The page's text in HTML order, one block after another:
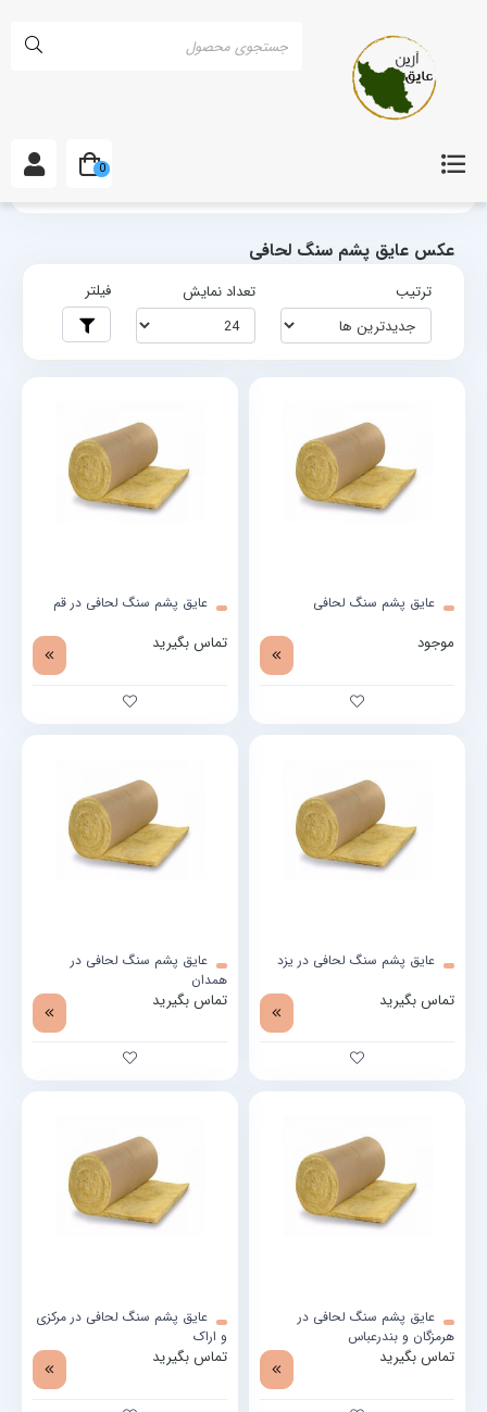
عکس عایق پشم سنگ لحافی
ترتیب تعداد نمایش فیلتر
عایق پشم سنگ لحافی
موجود
عایق پشم سنگ لحافی در قم
تماس بگیرید
عایق پشم سنگ لحافی در یزد
تماس بگیرید
عایق پشم سنگ لحافی در
همدان
تماس بگیرید
عایق پشم سنگ لحافی در
هرمزگان و بندرعباس
تماس بگیرید
عایق پشم سنگ لحافی در مرکزی
و اراک
تماس بگیرید
0